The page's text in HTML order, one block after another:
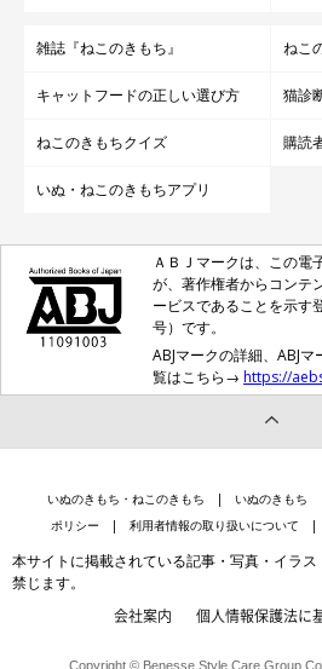
雑誌『ねこのきもち』 ねこ
キャットフードの正しい選び方 猫診
ねこのきもちクイズ 購読
いぬ・ねこのきもちアプリ
ＡＢＪマークは、この電
が、著作権者からコンテ
ービスであることを示す
号）です。
ABJマークの詳細、ABJ
覧はこちら→ https://
いぬのきもち・ねこのきもち いぬのきもち
ポリシー
利用者情報の取り扱いについて
本サイトに掲載されている記事・写真・イラ
禁じます。
会社案内 個人情報保護法に
Copyright © Benesse Style Care Group